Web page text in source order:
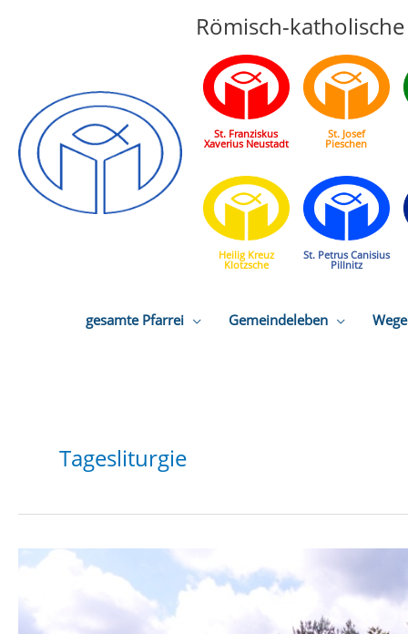
Römisch-
St. Franziskus
Xaverius Neustadt
St. Josef
Pieschen
Heilig Kreuz
Klotzsche
St. Petrus Canisius
Pillnitz
gesamte Pfarrei Gemeindeleben
Tagesliturgie